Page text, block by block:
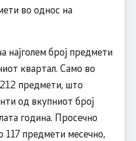
во однос на
најголем број предмети
квартал. Само во
предмети, што
од вкупниот број
година. Просечно
117 предмети месечно,